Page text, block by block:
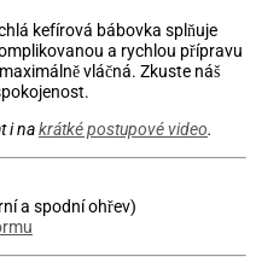
kefírová bábovka splňuje
a rychlou přípravu
vláčná. Zkuste náš
i nakrátké postupové video.
a spodní ohřev)